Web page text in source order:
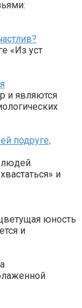
«Из уст
и являются
подруге,
и
юность
и